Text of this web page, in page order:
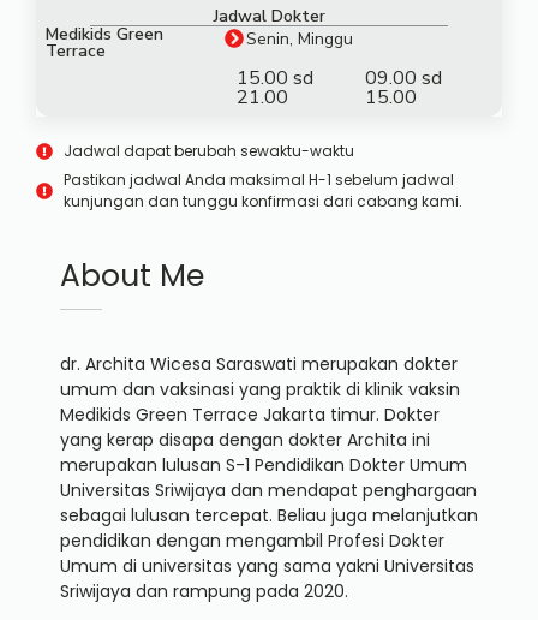
Jadwal Dokter
Medikids Green
Terrace
Senin, Minggu
15.00 sd
21.00
09.00 sd
15.00
Jadwal dapat berubah sewaktu-waktu
Pastikan jadwal Anda maksimal H-1 sebelum jadwal
kunjungan dan tunggu konfirmasi dari cabang kami.
About Me
dr. Archita Wicesa Saraswati merupakan dokter
umum dan vaksinasi yang praktik di klinik vaksin
Medikids Green Terrace Jakarta timur. Dokter
yang kerap disapa dengan dokter Archita ini
merupakan lulusan S-1 Pendidikan Dokter Umum
Universitas Sriwijaya dan mendapat penghargaan
sebagai lulusan tercepat. Beliau juga melanjutkan
pendidikan dengan mengambil Profesi Dokter
Umum di universitas yang sama yakni Universitas
Sriwijaya dan rampung pada 2020.